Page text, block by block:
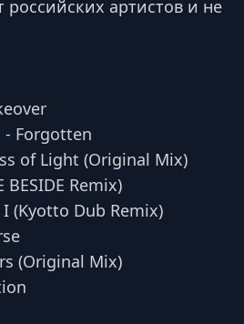
артистов и не
Forgotten
of Light (Original Mix)
BESIDE Remix)
I (Kyotto Dub Remix)
(Original Mix)